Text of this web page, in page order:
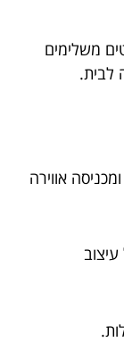
משלימים
לבית.
אווירה